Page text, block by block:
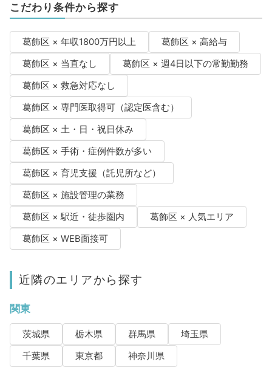
こだわり条件から探す
葛飾区 × 年収1800万円以上
葛飾区 × 高給与
葛飾区 × 当直なし
葛飾区 × 週4日以下の常勤勤務
葛飾区 × 救急対応なし
葛飾区 × 専門医取得可（認定医含む）
葛飾区 × 土・日・祝日休み
葛飾区 × 手術・症例件数が多い
葛飾区 × 育児支援（託児所など）
葛飾区 × 施設管理の業務
葛飾区 × 駅近・徒歩圏内
葛飾区 × 人気エリア
葛飾区 × WEB面接可
近隣のエリアから探す
関東
茨城県 栃木県 群馬県
埼玉県
千葉県
東京都 神奈川県